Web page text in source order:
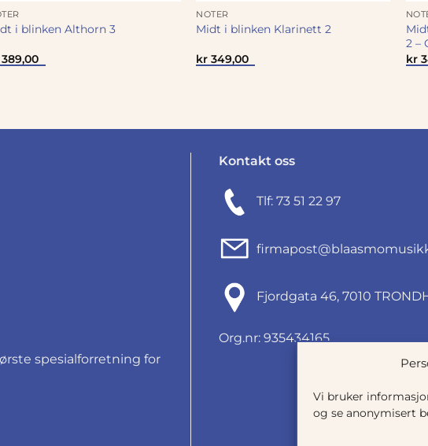
Vi bruker
og se anonymisert
i blinken Althorn 3
389,00
NOTER
Midt i blinken Klarinett 2
kr 349,00
2 –
kr
spesialforretning for
Kontakt oss
Tlf: 73 51 22 97
Fjordgata 46, 7010
Org.nr: 935434165